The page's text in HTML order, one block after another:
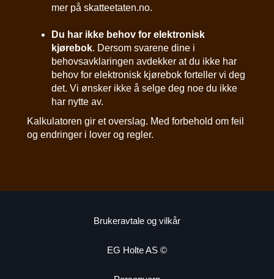
mer på skatteetaten.no.
Du har ikke behov for elektronisk
kjørebok. Dersom svarene dine i
behovsavklaringen avdekker at du ikke har
behov for elektronisk kjørebok forteller vi deg
det. Vi ønsker ikke å selge deg noe du ikke
har nytte av.
Kalkulatoren gir et overslag. Med forbehold om feil
og endringer i lover og regler.
Brukeravtale og vilkår
EG Holte AS ©